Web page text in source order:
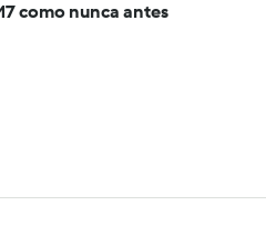
como nunca antes